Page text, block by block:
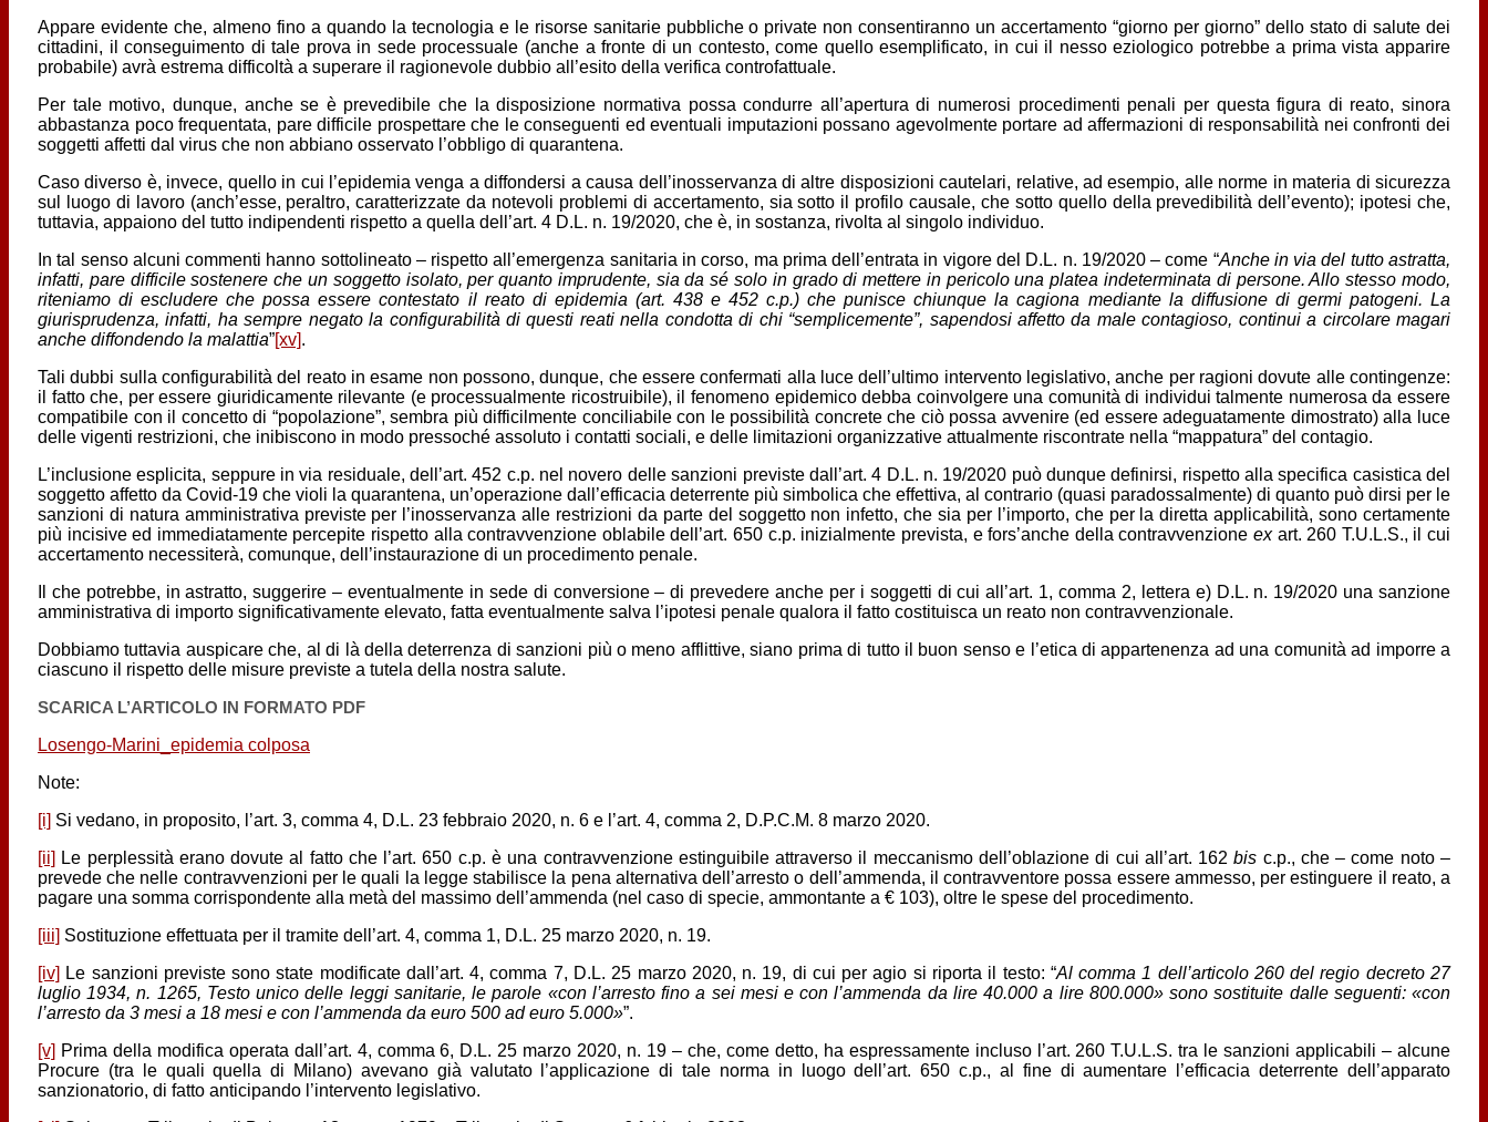
Appare evidente che, almeno fino a quando la tecnologia e le risorse sanitarie pubbliche o private non consentiranno un accertamento “giorno per giorno” dello stato di salute dei
cittadini, il conseguimento di tale prova in sede processuale (anche a fronte di un contesto, come quello esemplificato, in cui il nesso eziologico potrebbe a prima vista apparire
probabile) avrà estrema difficoltà a superare il ragionevole dubbio all’esito della verifica controfattuale.
Per tale motivo, dunque, anche se è prevedibile che la disposizione normativa possa condurre all’apertura di numerosi procedimenti penali per questa figura di reato, sinora
abbastanza poco frequentata, pare difficile prospettare che le conseguenti ed eventuali imputazioni possano agevolmente portare ad affermazioni di responsabilità nei confronti dei
soggetti affetti dal virus che non abbiano osservato l’obbligo di quarantena.
Caso diverso è, invece, quello in cui l’epidemia venga a diffondersi a causa dell’inosservanza di altre disposizioni cautelari, relative, ad esempio, alle norme in materia di sicurezza
sul luogo di lavoro (anch’esse, peraltro, caratterizzate da notevoli problemi di accertamento, sia sotto il profilo causale, che sotto quello della prevedibilità dell’evento); ipotesi che,
tuttavia, appaiono del tutto indipendenti rispetto a quella dell’art. 4 D.L. n. 19/2020, che è, in sostanza, rivolta al singolo individuo.
In tal senso alcuni commenti hanno sottolineato – rispetto all’emergenza sanitaria in corso, ma prima dell’entrata in vigore del D.L. n. 19/2020 – come “Anche in via del tutto astratta,
infatti, pare difficile sostenere che un soggetto isolato, per quanto imprudente, sia da sé solo in grado di mettere in pericolo una platea indeterminata di persone. Allo stesso modo,
riteniamo di escludere che possa essere contestato il reato di epidemia (art. 438 e 452 c.p.) che punisce chiunque la cagiona mediante la diffusione di germi patogeni. La
giurisprudenza, infatti, ha sempre negato la configurabilità di questi reati nella condotta di chi “semplicemente”, sapendosi affetto da male contagioso, continui a circolare magari
anche diffondendo la malattia”[xv].
Tali dubbi sulla configurabilità del reato in esame non possono, dunque, che essere confermati alla luce dell’ultimo intervento legislativo, anche per ragioni dovute alle contingenze:
il fatto che, per essere giuridicamente rilevante (e processualmente ricostruibile), il fenomeno epidemico debba coinvolgere una comunità di individui talmente numerosa da essere
compatibile con il concetto di “popolazione”, sembra più difficilmente conciliabile con le possibilità concrete che ciò possa avvenire (ed essere adeguatamente dimostrato) alla luce
delle vigenti restrizioni, che inibiscono in modo pressoché assoluto i contatti sociali, e delle limitazioni organizzative attualmente riscontrate nella “mappatura” del contagio.
L’inclusione esplicita, seppure in via residuale, dell’art. 452 c.p. nel novero delle sanzioni previste dall’art. 4 D.L. n. 19/2020 può dunque definirsi, rispetto alla specifica casistica del
soggetto affetto da Covid-19 che violi la quarantena, un’operazione dall’efficacia deterrente più simbolica che effettiva, al contrario (quasi paradossalmente) di quanto può dirsi per le
sanzioni di natura amministrativa previste per l’inosservanza alle restrizioni da parte del soggetto non infetto, che sia per l’importo, che per la diretta applicabilità, sono certamente
più incisive ed immediatamente percepite rispetto alla contravvenzione oblabile dell’art. 650 c.p. inizialmente prevista, e fors’anche della contravvenzione exart. 260 T.U.L.S., il cui
accertamento necessiterà, comunque, dell’instaurazione di un procedimento penale.
Il che potrebbe, in astratto, suggerire – eventualmente in sede di conversione – di prevedere anche per i soggetti di cui all’art. 1, comma 2, lettera e) D.L. n. 19/2020 una sanzione
amministrativa di importo significativamente elevato, fatta eventualmente salva l’ipotesi penale qualora il fatto costituisca un reato non contravvenzionale.
Dobbiamo tuttavia auspicare che, al di là della deterrenza di sanzioni più o meno afflittive, siano prima di tutto il buon senso e l’etica di appartenenza ad una comunità ad imporre a
ciascuno il rispetto delle misure previste a tutela della nostra salute.
SCARICA L’ARTICOLO IN FORMATO PDF
Losengo-Marini_epidemia colposa
Note:
[i] Si vedano, in proposito, l’art. 3, comma 4, D.L. 23 febbraio 2020, n. 6 e l’art. 4, comma 2, D.P.C.M. 8 marzo 2020.
[ii] Le perplessità erano dovute al fatto che l’art. 650 c.p. è una contravvenzione estinguibile attraverso il meccanismo dell’oblazione di cui all’art. 162bis c.p., che – come noto –
prevede che nelle contravvenzioni per le quali la legge stabilisce la pena alternativa dell’arresto o dell’ammenda, il contravventore possa essere ammesso, per estinguere il reato, a
pagare una somma corrispondente alla metà del massimo dell’ammenda (nel caso di specie, ammontante a € 103), oltre le spese del procedimento.
[iii] Sostituzione effettuata per il tramite dell’art. 4, comma 1, D.L. 25 marzo 2020, n. 19.
[iv] Le sanzioni previste sono state modificate dall’art. 4, comma 7, D.L. 25 marzo 2020, n. 19, di cui per agio si riporta il testo: “Al comma 1 dell’articolo 260 del regio decreto 27
luglio 1934, n. 1265, Testo unico delle leggi sanitarie, le parole «con l’arresto fino a sei mesi e con l’ammenda da lire 40.000 a lire 800.000» sono sostituite dalle seguenti: «con
l’arresto da 3 mesi a 18 mesi e con l’ammenda da euro 500 ad euro 5.000»”.
[v] Prima della modifica operata dall’art. 4, comma 6, D.L. 25 marzo 2020, n. 19 – che, come detto, ha espressamente incluso l’art. 260 T.U.L.S. tra le sanzioni applicabili – alcune
Procure (tra le quali quella di Milano) avevano già valutato l’applicazione di tale norma in luogo dell’art. 650 c.p., al fine di aumentare l’efficacia deterrente dell’apparato
sanzionatorio, di fatto anticipando l’intervento legislativo.